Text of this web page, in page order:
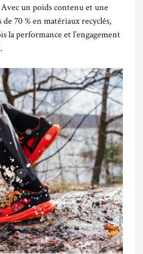
Avec un poids contenu et une
de 70 % en matériaux recyclés,
la performance et l’engagement